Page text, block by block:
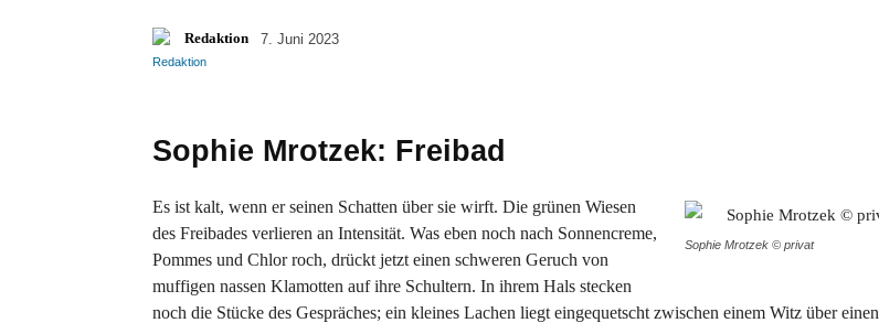
Redaktion 7. Juni 2023
Sophie Mrotzek: Freibad
Sophie Mrotzek © privat
Es ist kalt, wenn er seinen Schatten über sie wirft. Die grünen Wiesen
des Freibades verlieren an Intensität. Was eben noch nach Sonnencreme,
Pommes und Chlor roch, drückt jetzt einen schweren Geruch von
muffigen nassen Klamotten auf ihre Schultern. In ihrem Hals stecken
noch die Stücke des Gespräches; ein kleines Lachen liegt eingequetscht zwischen einem Witz über einen